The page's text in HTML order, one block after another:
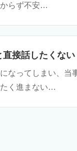
らず不安…
直接話したくない
なってしまい、当
く進まない…